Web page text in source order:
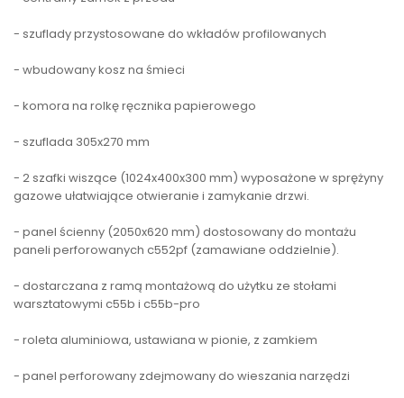
- szuflady przystosowane do wkładów profilowanych
- wbudowany kosz na śmieci
- komora na rolkę ręcznika papierowego
- szuflada 305x270 mm
- 2 szafki wiszące (1024x400x300 mm) wyposażone w sprężyny
gazowe ułatwiające otwieranie i zamykanie drzwi.
- panel ścienny (2050x620 mm) dostosowany do montażu
paneli perforowanych c552pf (zamawiane oddzielnie).
- dostarczana z ramą montażową do użytku ze stołami
warsztatowymi c55b i c55b-pro
- roleta aluminiowa, ustawiana w pionie, z zamkiem
- panel perforowany zdejmowany do wieszania narzędzi